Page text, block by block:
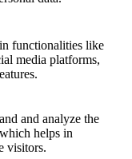
functionalities like
media platforms,
and analyze the
helps in
visitors.